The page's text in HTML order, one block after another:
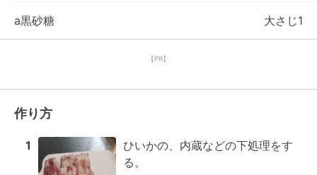
a黒砂糖 大さじ1
【PR】
作り方
1
ひいかの、内蔵などの下処理をす
る。